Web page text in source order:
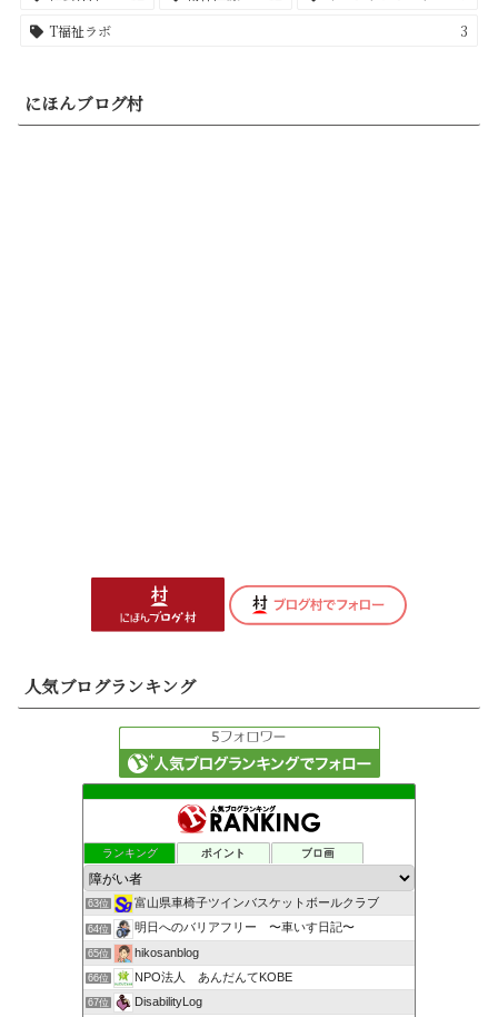
T福祉ラボ
3
にほんブログ村
人気ブログランキング
ランキング ポイント ブロ画
63位 富山県車椅子ツインバスケットボールクラブ
64位 明日へのバリアフリー 〜車いす日記〜
65位 hikosanblog
66位 NPO法人 あんだんてKOBE
67位 DisabilityLog